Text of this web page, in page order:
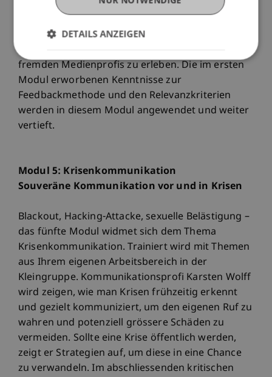
ginge. Ziel dieses Workshops ist es, die eigene
„rüber“ zu kommen und realistische
Arbeitsbedingungen für TV-Interviews mit
fremden Medienprofis zu erleben. Die im ersten
Modul erworbenen Kenntnisse zur
Feedbackmethode und den Relevanzkriterien
werden in diesem Modul angewendet und weiter
vertieft.
Modul 5: Krisenkommunikation
Souveräne Kommunikation vor und in Krisen
Blackout, Hacking-Attacke, sexuelle Belästigung –
das fünfte Modul widmet sich dem Thema
Krisenkommunikation. Trainiert wird mit Themen
aus Ihrem eigenen Arbeitsbereich in der
Kleingruppe. Kommunikationsprofi Karsten Wolff
wird zeigen, wie man Krisen frühzeitig erkennt
und gezielt kommuniziert, um den eigenen Ruf zu
wahren und potenziell grössere Schäden zu
vermeiden. Sollte eine Krise öffentlich werden,
zeigt er Strategien auf, um diese in eine Chance
zu verwandeln. Im abschliessenden kritischen
DETAILS ANZEIGEN